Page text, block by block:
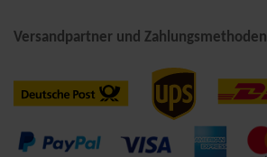
Versandpartner und Zahlungsmethoden